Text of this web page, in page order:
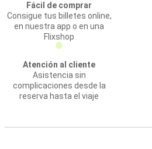
Fácil de comprar
Consigue tus billetes online,
en nuestra app o en una
Flixshop
Atención al cliente
Asistencia sin
complicaciones desde la
reserva hasta el viaje